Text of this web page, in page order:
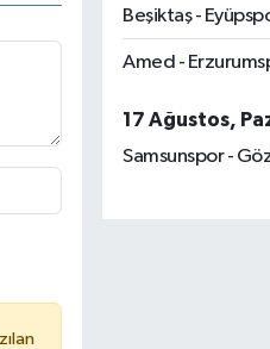
Beşiktaş -
Amed -
17 Ağustos,
Samsunspor -